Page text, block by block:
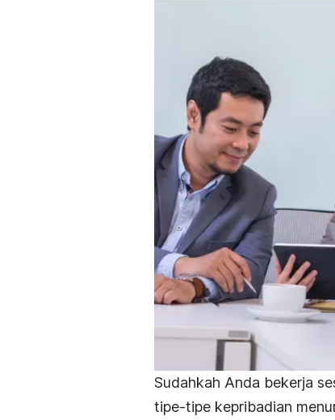
Sudahkah Anda bekerja
tipe-tipe kepribadian